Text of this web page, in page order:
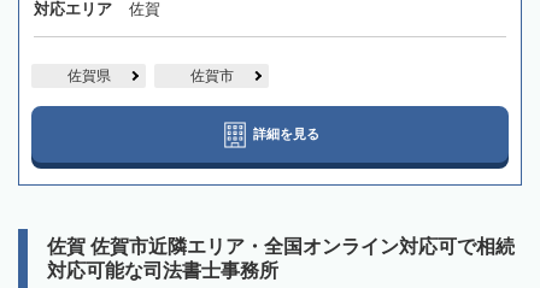
対応エリア 佐賀
佐賀県 佐賀市
詳細を見る
佐賀 佐賀市近隣エリア・全国オンライン対応可で相続
対応可能な司法書士事務所